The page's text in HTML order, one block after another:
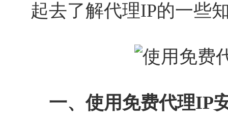
起去了解代理IP的一些
一、使用免费代理IP